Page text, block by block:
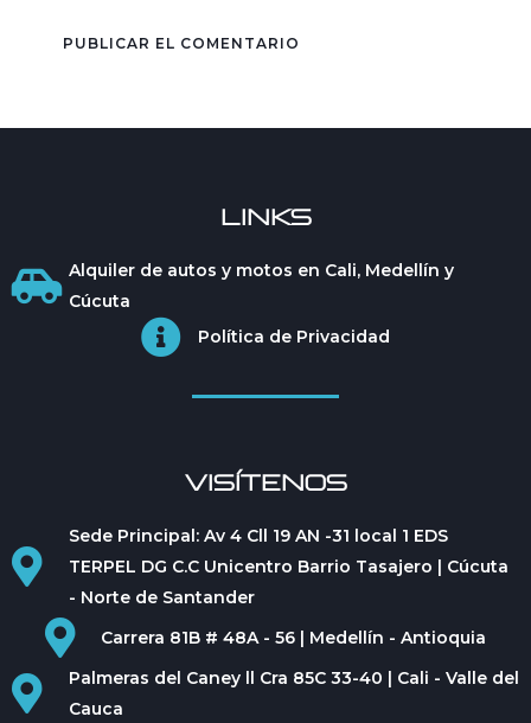
LINKS
Alquiler de autos y motos en Cali, Medellín y
Cúcuta
Política de Privacidad
VISÍTENOS
Sede Principal: Av 4 Cll 19 AN -31 local 1 EDS
TERPEL DG C.C Unicentro Barrio Tasajero | Cúcuta
- Norte de Santander
Carrera 81B # 48A - 56 | Medellín - Antioquia
Palmeras del Caney ll Cra 85C 33-40 | Cali - Valle del
Cauca